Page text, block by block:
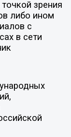
зрения
либо ином
с
в сети